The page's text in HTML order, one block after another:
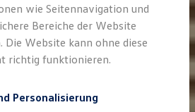
mit Schlussrate
und Garantien
Class bei Volkswagen
wie Seitennavigation und
Bereiche der Website
Die Website kann ohne diese
richtig funktionieren.
Personalisierung